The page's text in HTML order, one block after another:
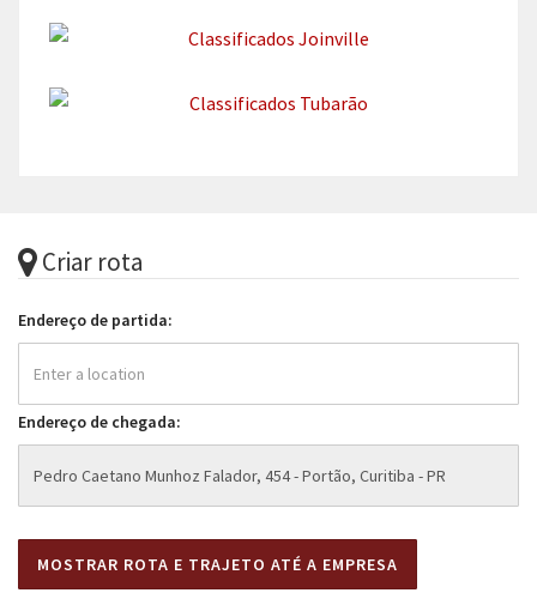
Criar rota
Endereço de partida:
Endereço de chegada: